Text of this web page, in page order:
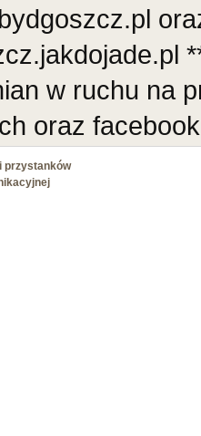
w ruchu na
oraz
przystanków